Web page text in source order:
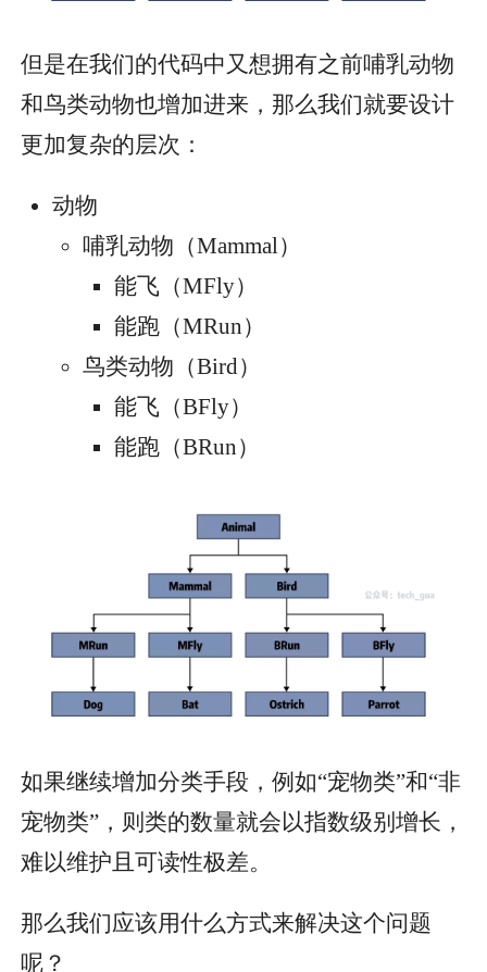
但是在我们的代码中又想拥有之前哺乳动物
和鸟类动物也增加进来，那么我们就要设计
更加复杂的层次：
动物
哺乳动物（Mammal）
能飞（MFly）
能跑（MRun）
鸟类动物（Bird）
能飞（BFly）
能跑（BRun）
如果继续增加分类手段，例如“宠物类”和“非
宠物类”，则类的数量就会以指数级别增长，
难以维护且可读性极差。
那么我们应该用什么方式来解决这个问题
呢？